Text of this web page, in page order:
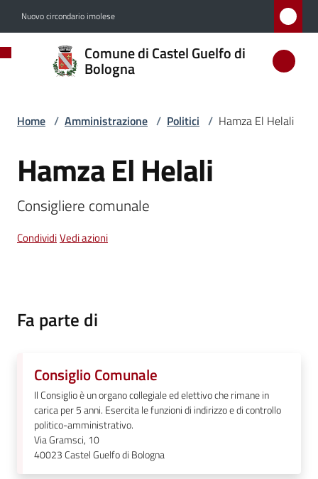
Nuovo circondario imolese
Comune di Castel Guelfo di
Bologna
Comune
di
Guelfo
di
Bologna
Amministrazione
Menu selezionato
Servizi
Castel
Guelfo
Home / Amministrazione / Politici / Hamza El Helali
Salta al contenuto
Hamza El Helali
Consigliere comunale
CondividiVedi azioni
Fa parte di
Consiglio Comunale
Il Consiglio è un organo collegiale ed elettivo che rimane in
carica per 5 anni. Esercita le funzioni di indirizzo e di controllo
politico-amministrativo.
Via Gramsci, 10
40023Castel Guelfo di Bologna